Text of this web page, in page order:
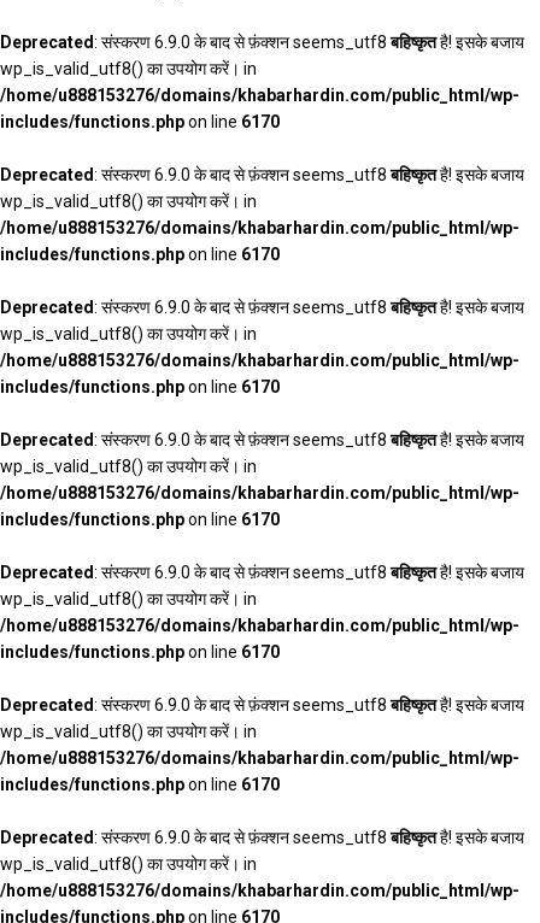
Deprecated: संस्करण 6.9.0 के बाद से फ़ंक्शन seems_utf8बहिष्कृतहै! इसके बजाय
wp_is_valid_utf8() का उपयोग करें। in
/home/u888153276/domains/khabarhardin.com/public_html/wp-
includes/functions.phpon line 6170
Deprecated: संस्करण 6.9.0 के बाद से फ़ंक्शन seems_utf8बहिष्कृतहै! इसके बजाय
wp_is_valid_utf8() का उपयोग करें। in
/home/u888153276/domains/khabarhardin.com/public_html/wp-
includes/functions.phpon line 6170
Deprecated: संस्करण 6.9.0 के बाद से फ़ंक्शन seems_utf8बहिष्कृतहै! इसके बजाय
wp_is_valid_utf8() का उपयोग करें। in
/home/u888153276/domains/khabarhardin.com/public_html/wp-
includes/functions.phpon line 6170
Deprecated: संस्करण 6.9.0 के बाद से फ़ंक्शन seems_utf8बहिष्कृतहै! इसके बजाय
wp_is_valid_utf8() का उपयोग करें। in
/home/u888153276/domains/khabarhardin.com/public_html/wp-
includes/functions.phpon line 6170
Deprecated: संस्करण 6.9.0 के बाद से फ़ंक्शन seems_utf8बहिष्कृतहै! इसके बजाय
wp_is_valid_utf8() का उपयोग करें। in
/home/u888153276/domains/khabarhardin.com/public_html/wp-
includes/functions.phpon line 6170
Deprecated: संस्करण 6.9.0 के बाद से फ़ंक्शन seems_utf8बहिष्कृतहै! इसके बजाय
wp_is_valid_utf8() का उपयोग करें। in
/home/u888153276/domains/khabarhardin.com/public_html/wp-
includes/functions.phpon line 6170
Deprecated: संस्करण 6.9.0 के बाद से फ़ंक्शन seems_utf8बहिष्कृतहै! इसके बजाय
wp_is_valid_utf8() का उपयोग करें। in
/home/u888153276/domains/khabarhardin.com/public_html/wp-
includes/functions.phpon line 6170